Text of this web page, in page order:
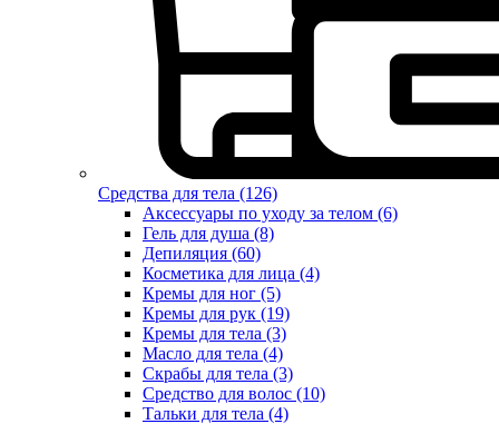
Средства для тела (126)
Аксессуары по уходу за телом (6)
Гель для душа (8)
Депиляция (60)
Косметика для лица (4)
Кремы для ног (5)
Кремы для рук (19)
Кремы для тела (3)
Масло для тела (4)
Скрабы для тела (3)
Средство для волос (10)
Тальки для тела (4)